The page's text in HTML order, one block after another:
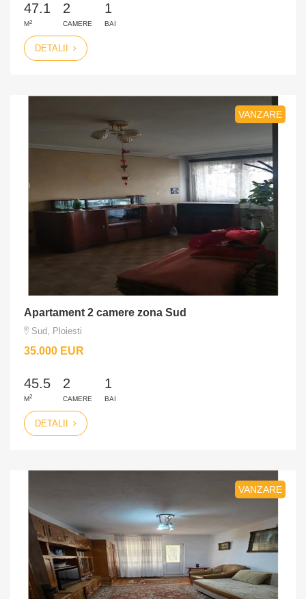
47.1
M2
2
CAMERE
1
BAI
DETALII
VANZARE
Apartament 2 camere zona Sud
Sud, Ploiesti
35.000 EUR
45.5
M2
2
CAMERE
1
BAI
DETALII
VANZARE